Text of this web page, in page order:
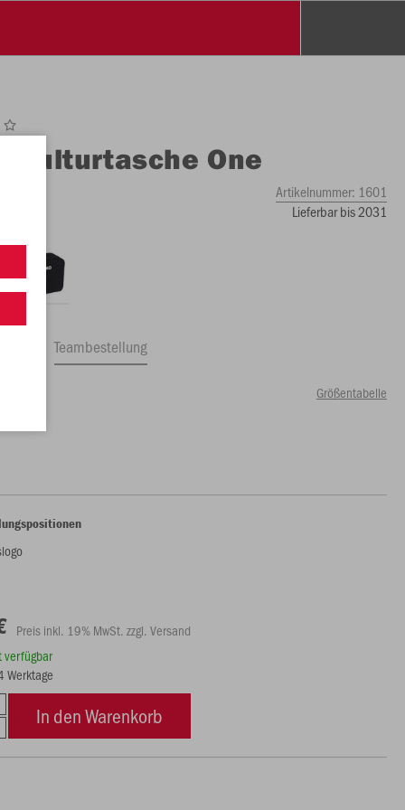
Kulturtasche One
Artikelnummer: 1601
Lieferbar bis 2031
Teambestellung
Größentabelle
Preis inkl. 19% MwSt. zzgl. Versand
verfügbar
Werktage
In den Warenkorb